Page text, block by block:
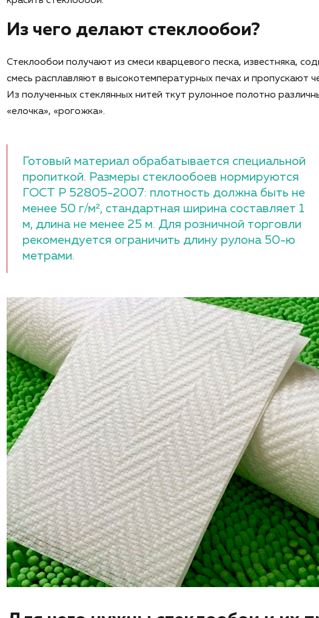
Из чего делают стеклообои?
Стеклообои получают из смеси кварцевого песка, известняка,
смесь расплавляют в высокотемпературных печах и пропускают
Из полученных стеклянных нитей ткут рулонное полотно
«елочка», «рогожка».
Готовый материал обрабатывается специальной
пропиткой. Размеры стеклообоев нормируются
ГОСТ Р 52805-2007: плотность должна быть не
менее 50 г/м², стандартная ширина составляет 1
м, длина не менее 25 м. Для розничной торговли
рекомендуется ограничить длину рулона 50-ю
метрами.